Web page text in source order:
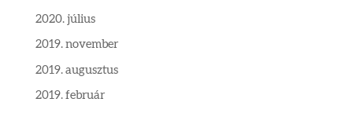
2020. július
2019. november
2019. augusztus
2019. február